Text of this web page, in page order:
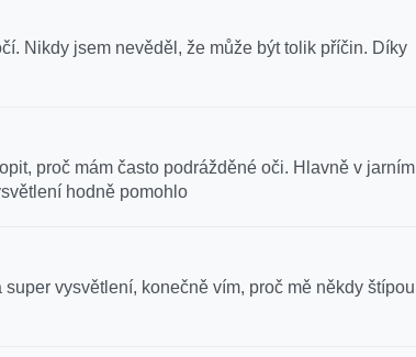
Nikdy jsem nevěděl, že může být tolik příčin. Díky
proč mám často podrážděné oči. Hlavně v jarním
hodně pomohlo
vysvětlení, konečně vím, proč mě někdy štípou